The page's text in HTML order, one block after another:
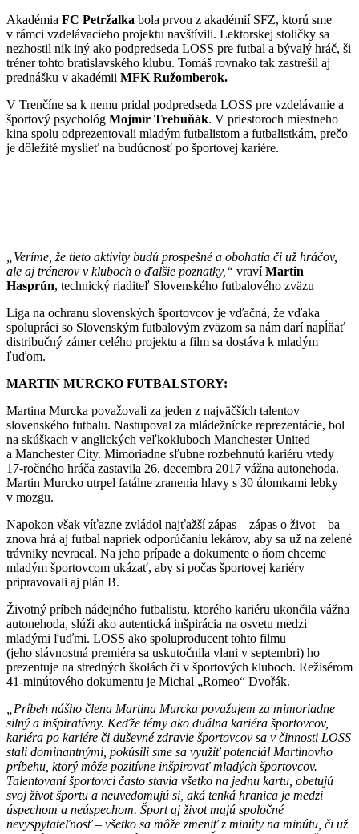
Akadémia FC Petržalka bola prvou z akadémií SFZ, ktorú sme
v rámci vzdelávacieho projektu navštívili. Lektorskej stoličky sa
nezhostil nik iný ako podpredseda LOSS pre futbal a bývalý hráč, ši
tréner tohto bratislavského klubu. Tomáš rovnako tak zastrešil aj
prednášku v akadémii MFK Ružomberok.
V Trenčíne sa k nemu pridal podpredseda LOSS pre vzdelávanie a
športový psychológ Mojmír Trebuňák. V priestoroch miestneho
kina spolu odprezentovali mladým futbalistom a futbalistkám, prečo
je dôležité myslieť na budúcnosť po športovej kariére.
„Veríme, že tieto aktivity budú prospešné a obohatia či už hráčov,
ale aj trénerov v kluboch o ďalšie poznatky,“ vravíMartin
Hasprún, technický riaditeľ Slovenského futbalového zväzu
Liga na ochranu slovenských športovcov je vďačná, že vďaka
spolupráci so Slovenským futbalovým zväzom sa nám darí napĺňať
distribučný zámer celého projektu a film sa dostáva k mladým
ľuďom.
MARTIN MURCKO FUTBALSTORY:
Martina Murcka považovali za jeden z najväčších talentov
slovenského futbalu. Nastupoval za mládežnícke reprezentácie, bol
na skúškach v anglických veľkokluboch Manchester United
a Manchester City. Mimoriadne sľubne rozbehnutú kariéru vtedy
17-ročného hráča zastavila 26. decembra 2017 vážna autonehoda.
Martin Murcko utrpel fatálne zranenia hlavy s 30 úlomkami lebky
v mozgu.
Napokon však víťazne zvládol najťažší zápas – zápas o život – ba
znova hrá aj futbal napriek odporúčaniu lekárov, aby sa už na zelené
trávniky nevracal. Na jeho prípade a dokumente o ňom chceme
mladým športovcom ukázať, aby si počas športovej kariéry
pripravovali aj plán B.
Životný príbeh nádejného futbalistu, ktorého kariéru ukončila vážna
autonehoda, slúži ako autentická inšpirácia na osvetu medzi
mladými ľuďmi. LOSS ako spoluproducent tohto filmu
(jeho slávnostná premiéra sa uskutočnila vlani v septembri) ho
prezentuje na stredných školách či v športových kluboch. Režisérom
41-minútového dokumentu je Michal „Romeo“ Dvořák.
„Príbeh nášho člena Martina Murcka považujem za mimoriadne
silný a inšpiratívny. Keďže témy ako duálna kariéra športovcov,
kariéra po kariére či duševné zdravie športovcov sa v činnosti LOSS
stali dominantnými, pokúsili sme sa využiť potenciál Martinovho
príbehu, ktorý môže pozitívne inšpirovať mladých športovcov.
Talentovaní športovci často stavia všetko na jednu kartu, obetujú
svoj život športu a neuvedomujú si, aká tenká hranica je medzi
úspechom a neúspechom. Šport aj život majú spoločné
nevyspytateľnosť – všetko sa môže zmeniť z minúty na minútu, či už